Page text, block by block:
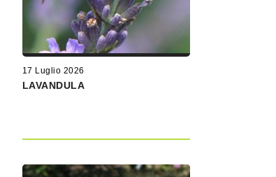
17 Luglio 2026
LAVANDULA